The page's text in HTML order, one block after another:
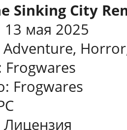
Sinking City
мая 2025
Frogwares
Frogwares